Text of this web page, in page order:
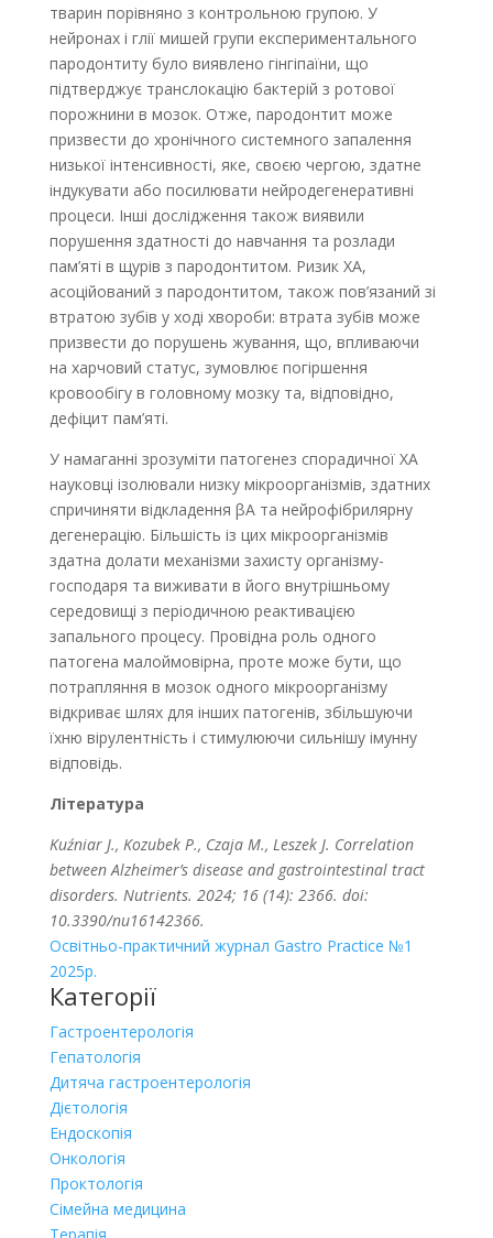
тварин порівняно з контрольною групою. У
нейронах і глії мишей групи експериментального
пародонтиту було виявлено гінгіпаїни, що
підтверджує транс­локацію бактерій з ротової
порожнини в мозок. Отже, пародонтит може
призвести до хронічного системного запалення
низької інтенсивності, яке, своєю чергою, здатне
індукувати або посилювати нейродегенеративні
процеси. Інші дослідження також виявили
порушення здатності до навчання та розлади
пам’яті в щурів з пародонтитом. Ризик ХА,
асоційований з пародонтитом, також пов’язаний зі
втратою зубів у ході хвороби: втрата зубів може
призвести до порушень жування, що, впливаючи
на харчовий статус, зумовлює погіршення
кровообігу в головному мозку та, відповідно,
дефіцит пам’яті.
У намаганні зрозуміти патогенез спорадичної ХА
науковці ізолювали низку мікроорганізмів, здатних
спричиняти відкладення βА та нейрофіб­рилярну
дегенерацію. Більшість із цих мікро­організмів
здатна долати механізми захисту організму-
господаря та виживати в його внут­рішньому
середовищі з періодичною реактивацією
запального процесу. Провідна роль одного
патогена малоймовірна, проте може бути, що
потрапляння в мозок одного мікроорганізму
відкриває шлях для інших патогенів, збільшуючи
їхню вірулентність і стимулюючи сильнішу імунну
відповідь.
Література
Kuźniar J., Kozubek P., Czaja M., Leszek J. Correlation
between Alzheimer’s disease and gastrointestinal tract
disorders. Nutrients. 2024; 16 (14): 2366. doi:
10.3390/nu16142366.
Освітньо-практичний журнал Gastro Practice №1
2025р.
Категорії
Гастроентерологія
Гепатологія
Дитяча гастроентерологія
Дієтологія
Ендоскопія
Онкологія
Проктологія
Сімейна медицина